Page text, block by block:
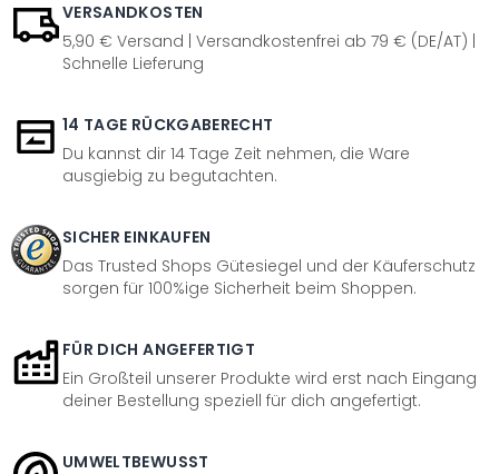
VERSANDKOSTEN
5,90 € Versand | Versandkostenfrei ab 79 € (DE/AT) |
Schnelle Lieferung
14 TAGE RÜCKGABERECHT
Du kannst dir 14 Tage Zeit nehmen, die Ware
ausgiebig zu begutachten.
SICHER EINKAUFEN
Das Trusted Shops Gütesiegel und der Käuferschutz
sorgen für 100%ige Sicherheit beim Shoppen.
FÜR DICH ANGEFERTIGT
Ein Großteil unserer Produkte wird erst nach Eingang
deiner Bestellung speziell für dich angefertigt.
UMWELTBEWUSST